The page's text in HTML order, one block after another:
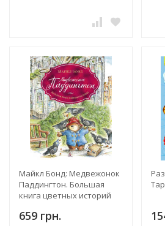
Майкл Бонд: Медвежонок
Паддингтон. Большая
книга цветных историй
659 грн.